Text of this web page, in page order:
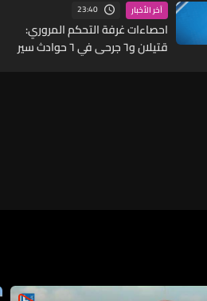
وقصفت ليلا بالقذائف المدفعية
بلدة المنصوري
آخر الأخبار 23:40
احصاءات غرفة التحكم المروري:
قتيلان و٦ جرحى في ٦ حوادث سير